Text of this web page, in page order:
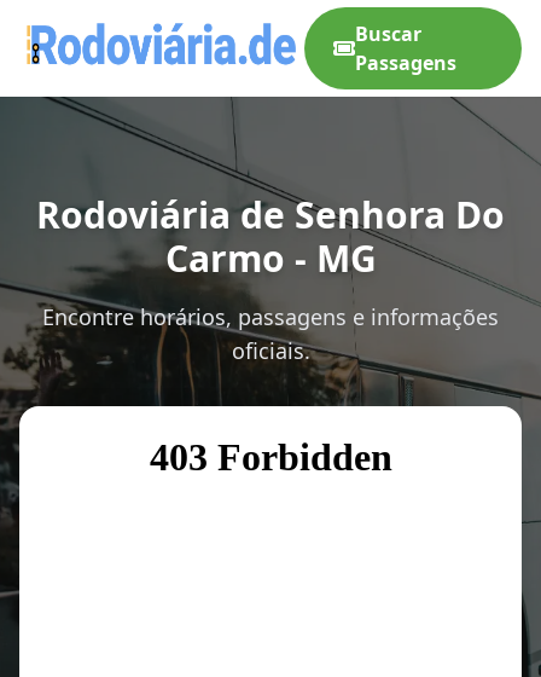
Buscar
Passagens
Rodoviária de Senhora Do
Carmo - MG
Encontre horários, passagens e informações
oficiais.